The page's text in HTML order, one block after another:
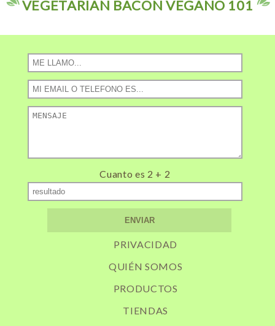
VEGETARIAN BACON VEGANO 101
Cuanto es 2 + 2
PRIVACIDAD
QUIÉN SOMOS
PRODUCTOS
TIENDAS